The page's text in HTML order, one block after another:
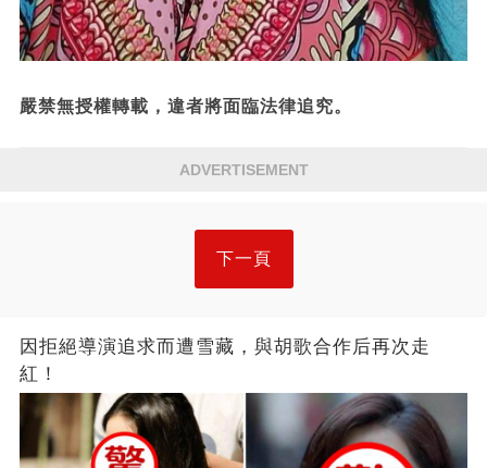
嚴禁無授權轉載，違者將面臨法律追究。
ADVERTISEMENT
下一頁
因拒絕導演追求而遭雪藏，與胡歌合作后再次走
紅！